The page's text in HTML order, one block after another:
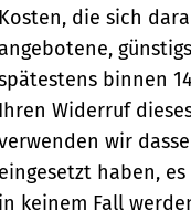
Kosten, die sich
binnen
Ihren Widerruf
wir
eingesetzt haben,
in keinem Fall